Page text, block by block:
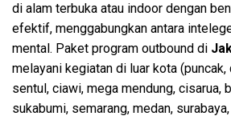
di alam terbuka atau indoor dengan
efektif, menggabungkan antara
mental. Paket program outbound di
melayani kegiatan di luar kota (puncak,
sentul, ciawi, mega mendung, cisarua,
sukabumi, semarang, medan,